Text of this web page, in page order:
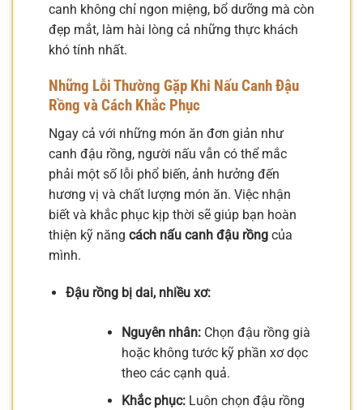
canh không chỉ ngon miệng, bổ dưỡng mà còn
đẹp mắt, làm hài lòng cả những thực khách
khó tính nhất.
Những Lỗi Thường Gặp Khi Nấu Canh Đậu
Rồng và Cách Khắc Phục
Ngay cả với những món ăn đơn giản như
canh đậu rồng, người nấu vẫn có thể mắc
phải một số lỗi phổ biến, ảnh hưởng đến
hương vị và chất lượng món ăn. Việc nhận
biết và khắc phục kịp thời sẽ giúp bạn hoàn
thiện kỹ năng cách nấu canh đậu rồng của
mình.
Đậu rồng bị dai, nhiều xơ:
Nguyên nhân:Chọn đậu rồng già
hoặc không tước kỹ phần xơ dọc
theo các cạnh quả.
Khắc phục:Luôn chọn đậu rồng